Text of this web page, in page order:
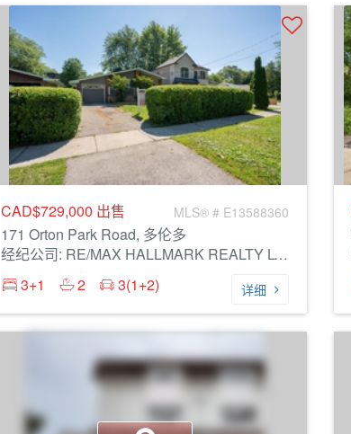
CAD$729,000 出售 MLS® # E13588360
171 Orton Park Road, 多伦多
经纪公司: RE/MAX HALLMARK REALTY LTD.
3+1
2 3(1+2) 详细